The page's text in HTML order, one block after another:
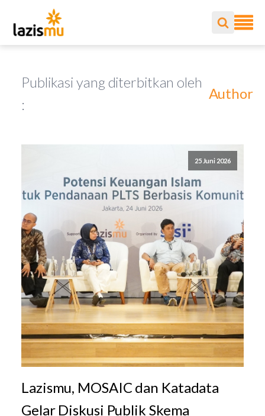
Publikasi yang diterbitkan oleh
:
Author
25 Juni 2026
Lazismu, MOSAIC dan Katadata
Gelar Diskusi Publik Skema